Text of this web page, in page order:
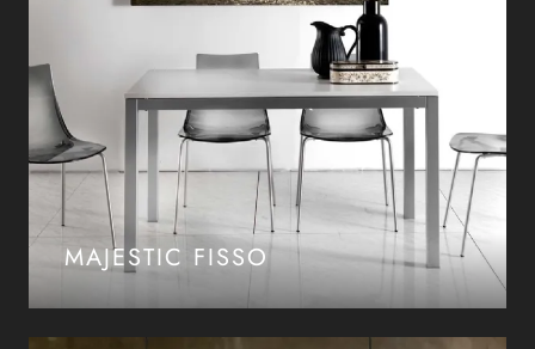
MAJESTIC FISSO